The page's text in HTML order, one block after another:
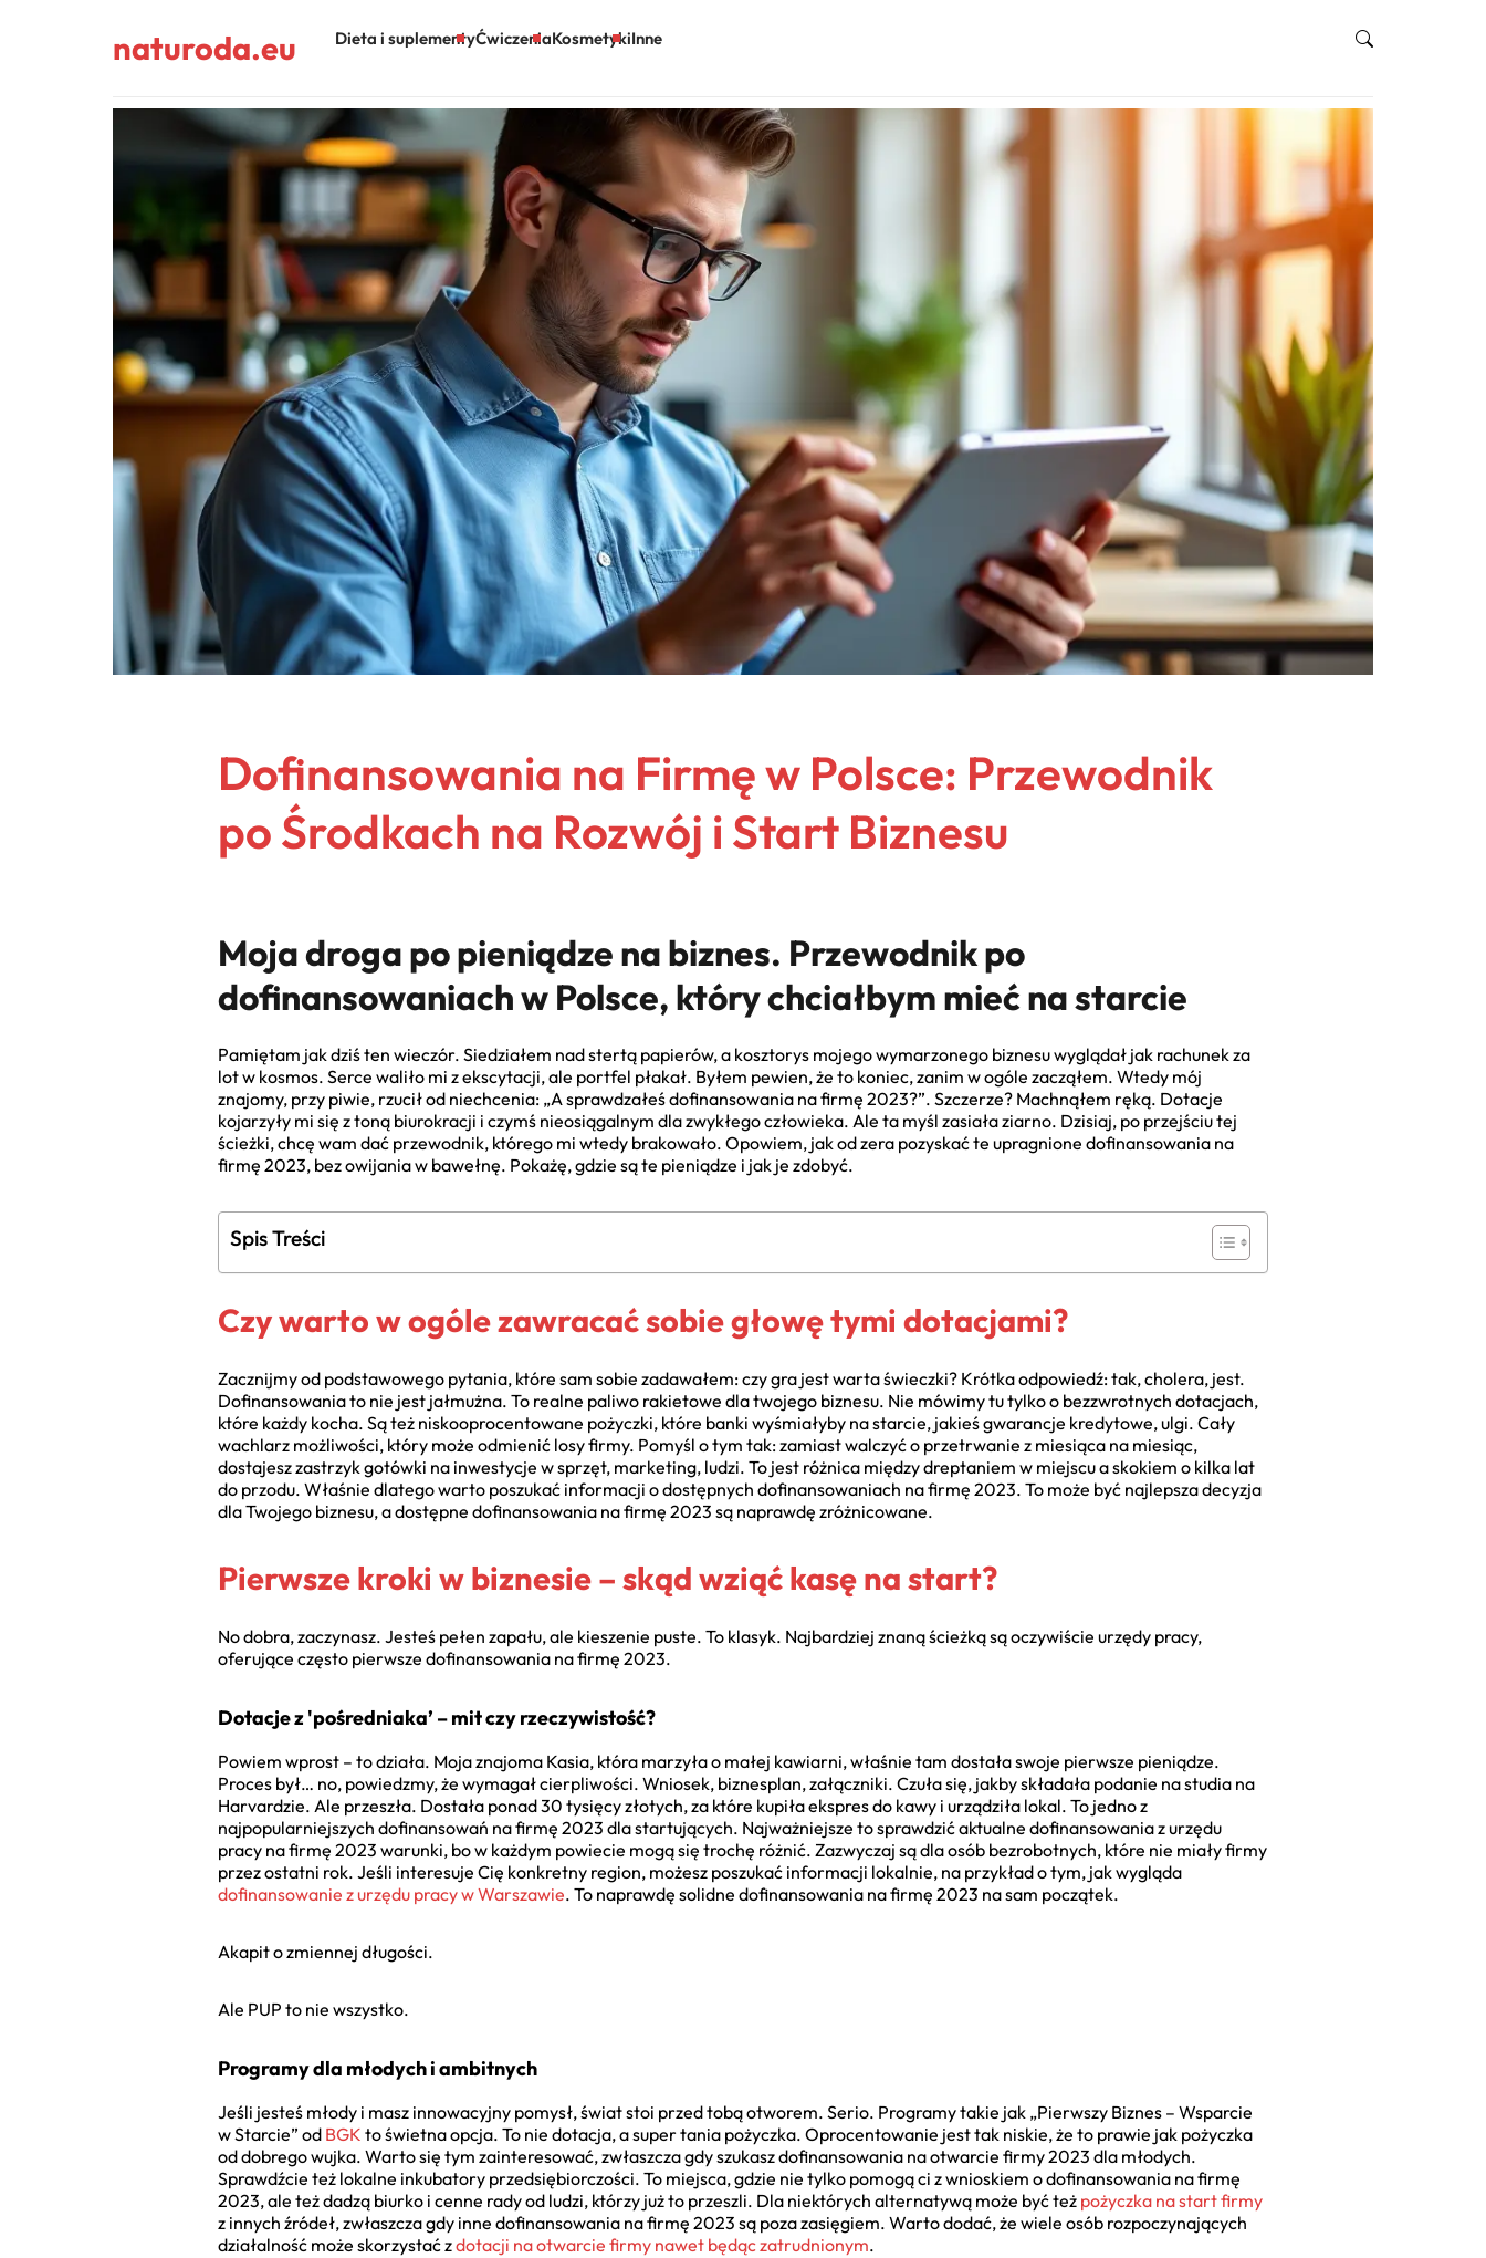
naturoda.eu Dieta i suplementyĆwiczeniaKosmetykiInne
Dofinansowania na Firmę w Polsce: Przewodnik
po Środkach na Rozwój i Start Biznesu
Moja droga po pieniądze na biznes. Przewodnik po
dofinansowaniach w Polsce, który chciałbym mieć na starcie
Pamiętam jak dziś ten wieczór. Siedziałem nad stertą papierów, a kosztorys mojego wymarzonego biznesu wyglądał jak rachunek za
lot w kosmos. Serce waliło mi z ekscytacji, ale portfel płakał. Byłem pewien, że to koniec, zanim w ogóle zacząłem. Wtedy mój
znajomy, przy piwie, rzucił od niechcenia: „A sprawdzałeś dofinansowania na firmę 2023?”. Szczerze? Machnąłem ręką. Dotacje
kojarzyły mi się z toną biurokracji i czymś nieosiągalnym dla zwykłego człowieka. Ale ta myśl zasiała ziarno. Dzisiaj, po przejściu tej
ścieżki, chcę wam dać przewodnik, którego mi wtedy brakowało. Opowiem, jak od zera pozyskać te upragnione dofinansowania na
firmę 2023, bez owijania w bawełnę. Pokażę, gdzie są te pieniądze i jak je zdobyć.
Spis Treści
Czy warto w ogóle zawracać sobie głowę tymi dotacjami?
Zacznijmy od podstawowego pytania, które sam sobie zadawałem: czy gra jest warta świeczki? Krótka odpowiedź: tak, cholera, jest.
Dofinansowania to nie jest jałmużna. To realne paliwo rakietowe dla twojego biznesu. Nie mówimy tu tylko o bezzwrotnych dotacjach,
które każdy kocha. Są też niskooprocentowane pożyczki, które banki wyśmiałyby na starcie, jakieś gwarancje kredytowe, ulgi. Cały
wachlarz możliwości, który może odmienić losy firmy. Pomyśl o tym tak: zamiast walczyć o przetrwanie z miesiąca na miesiąc,
dostajesz zastrzyk gotówki na inwestycje w sprzęt, marketing, ludzi. To jest różnica między dreptaniem w miejscu a skokiem o kilka lat
do przodu. Właśnie dlatego warto poszukać informacji o dostępnych dofinansowaniach na firmę 2023. To może być najlepsza decyzja
dla Twojego biznesu, a dostępne dofinansowania na firmę 2023 są naprawdę zróżnicowane.
Pierwsze kroki w biznesie – skąd wziąć kasę na start?
No dobra, zaczynasz. Jesteś pełen zapału, ale kieszenie puste. To klasyk. Najbardziej znaną ścieżką są oczywiście urzędy pracy,
oferujące często pierwsze dofinansowania na firmę 2023.
Dotacje z 'pośredniaka’ – mit czy rzeczywistość?
Powiem wprost – to działa. Moja znajoma Kasia, która marzyła o małej kawiarni, właśnie tam dostała swoje pierwsze pieniądze.
Proces był… no, powiedzmy, że wymagał cierpliwości. Wniosek, biznesplan, załączniki. Czuła się, jakby składała podanie na studia na
Harvardzie. Ale przeszła. Dostała ponad 30 tysięcy złotych, za które kupiła ekspres do kawy i urządziła lokal. To jedno z
najpopularniejszych dofinansowań na firmę 2023 dla startujących. Najważniejsze to sprawdzić aktualne dofinansowania z urzędu
pracy na firmę 2023 warunki, bo w każdym powiecie mogą się trochę różnić. Zazwyczaj są dla osób bezrobotnych, które nie miały firmy
przez ostatni rok. Jeśli interesuje Cię konkretny region, możesz poszukać informacji lokalnie, na przykład o tym, jak wygląda
dofinansowanie z urzędu pracy w Warszawie. To naprawdę solidne dofinansowania na firmę 2023 na sam początek.
Akapit o zmiennej długości.
Ale PUP to nie wszystko.
Programy dla młodych i ambitnych
Jeśli jesteś młody i masz innowacyjny pomysł, świat stoi przed tobą otworem. Serio. Programy takie jak „Pierwszy Biznes – Wsparcie
w Starcie” od BGK to świetna opcja. To nie dotacja, a super tania pożyczka. Oprocentowanie jest tak niskie, że to prawie jak pożyczka
od dobrego wujka. Warto się tym zainteresować, zwłaszcza gdy szukasz dofinansowania na otwarcie firmy 2023 dla młodych.
Sprawdźcie też lokalne inkubatory przedsiębiorczości. To miejsca, gdzie nie tylko pomogą ci z wnioskiem o dofinansowania na firmę
2023, ale też dadzą biurko i cenne rady od ludzi, którzy już to przeszli. Dla niektórych alternatywą może być też pożyczka na start firmy
z innych źródeł, zwłaszcza gdy inne dofinansowania na firmę 2023 są poza zasięgiem. Warto dodać, że wiele osób rozpoczynających
działalność może skorzystać zdotacji na otwarcie firmy nawet będąc zatrudnionym.